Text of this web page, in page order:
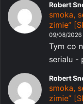
Robert
smoka,
zimie”
09/08/2026
Tym co
serialu -
Robert
smoka,
zimie”